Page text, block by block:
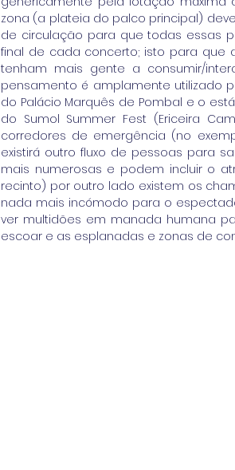
zona (a plateia do palco principal)
de circulação para que todas essas
final de cada concerto; isto para que
tenham mais gente a consumir/
pensamento é amplamente utilizado
do Palácio Marquês de Pombal e o
do Sumol Summer Fest (Ericeira
corredores de emergência (no
existirá outro fluxo de pessoas para
mais numerosas e podem incluir o
recinto) por outro lado existem os
nada mais incómodo para o
ver multidões em manada humana
escoar e as esplanadas e zonas de